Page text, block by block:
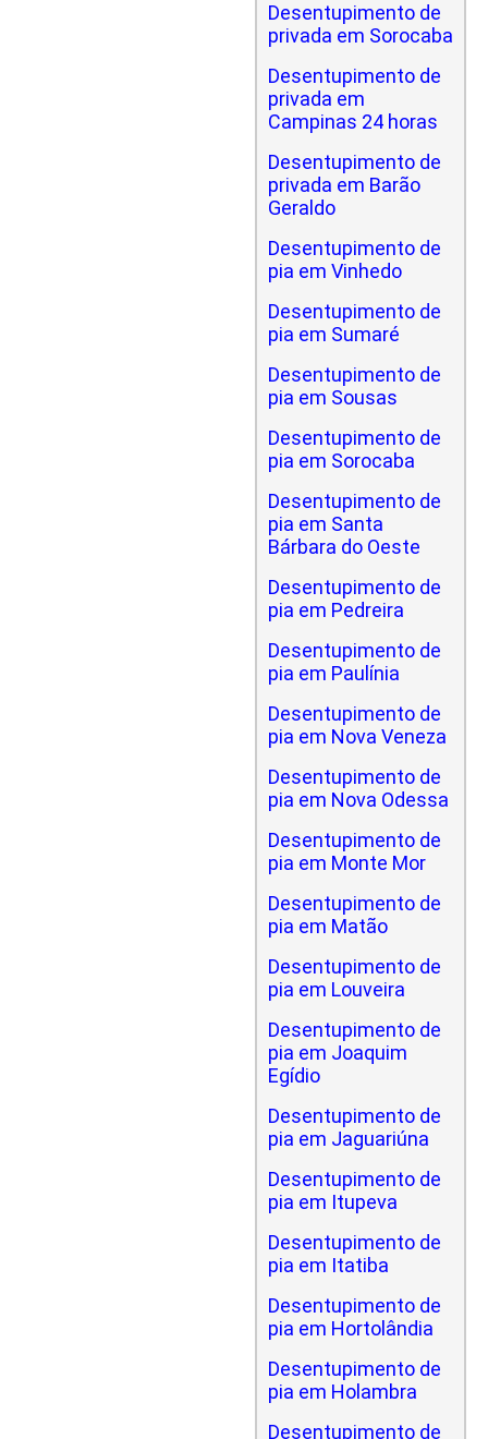
Desentupimento de
privada em Sorocaba
Desentupimento de
privada em
Campinas 24 horas
Desentupimento de
privada em Barão
Geraldo
Desentupimento de
pia em Vinhedo
Desentupimento de
pia em Sumaré
Desentupimento de
pia em Sousas
Desentupimento de
pia em Sorocaba
Desentupimento de
pia em Santa
Bárbara do Oeste
Desentupimento de
pia em Pedreira
Desentupimento de
pia em Paulínia
Desentupimento de
pia em Nova Veneza
Desentupimento de
pia em Nova Odessa
Desentupimento de
pia em Monte Mor
Desentupimento de
pia em Matão
Desentupimento de
pia em Louveira
Desentupimento de
pia em Joaquim
Egídio
Desentupimento de
pia em Jaguariúna
Desentupimento de
pia em Itupeva
Desentupimento de
pia em Itatiba
Desentupimento de
pia em Hortolândia
Desentupimento de
pia em Holambra
Desentupimento de